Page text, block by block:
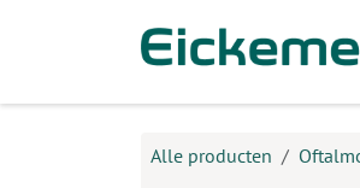
Alle producten